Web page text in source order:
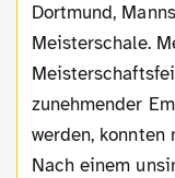
Dortmund,
Meisterschale.
zunehmender
werden,
Nach einem